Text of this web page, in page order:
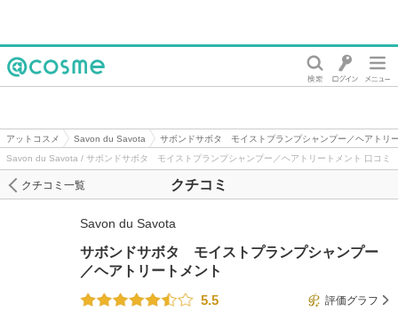
アットコスメ Savon du Savota
サボンドサボタ モイストプランプシャンプー／ヘアトリ
Savon du Savota / サボンドサボタ モイストプランプシャンプー／ヘアトリートメント 口コミ
クチコミ
クチコミ一覧
Savon du Savota
サボンドサボタ モイストプランプシャンプー
／ヘアトリートメント
5.5
評価グラフ